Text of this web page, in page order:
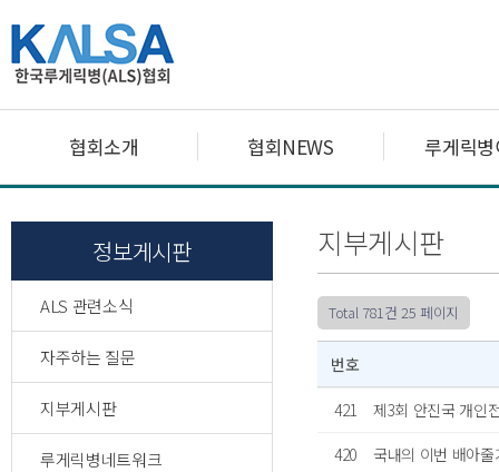
협회소개 협회NEWS 루게릭
정보게시판
ALS 관련소식
자주하는 질문
지부게시판
루게릭병네트워크
지부게시판
Total 781건 25 페이지
번호
421
제3회 안진국 개인
420
국내의 이번 배아